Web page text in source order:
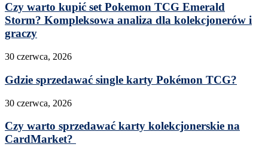
Czy warto kupić set Pokemon TCG Emerald
Storm? Kompleksowa analiza dla kolekcjonerów i
graczy
30 czerwca, 2026
Gdzie sprzedawać single karty Pokémon TCG?
30 czerwca, 2026
Czy warto sprzedawać karty kolekcjonerskie na
CardMarket?